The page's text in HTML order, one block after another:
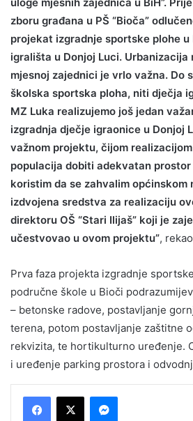
zboru građana u PŠ “Bioča”
projekat izgradnje sportske plohe
igrališta u Donjoj Luci. Urbanizacija
mjesnoj zajednici je vrlo važna. Do
školska sportska ploha, niti dječja
MZ Luka realizujemo još jedan
izgradnja dječje igraonice u Donjoj
važnom projektu, čijom
populacija dobiti adekvatan
koristim da se zahvalim općinskom
izdvojena sredstva za realizaciju
direktoru OŠ “Stari Ilijaš” koji je
učestvovao u ovom projektu”,
Prva faza projekta izgradnje
područne škole u Bioči
– betonske radove, postavljanje
terena, potom postavljanje zaštitne
rekvizita, te hortikulturno uređenje.
i uređenje parking prostora i